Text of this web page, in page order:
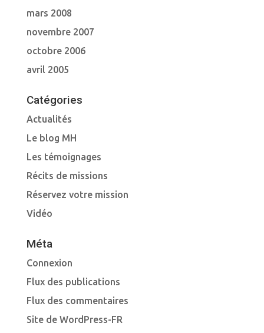
mars 2008
novembre 2007
octobre 2006
avril 2005
Catégories
Actualités
Le blog MH
Les témoignages
Récits de missions
Réservez votre mission
Vidéo
Méta
Connexion
Flux des publications
Flux des commentaires
Site de WordPress-FR